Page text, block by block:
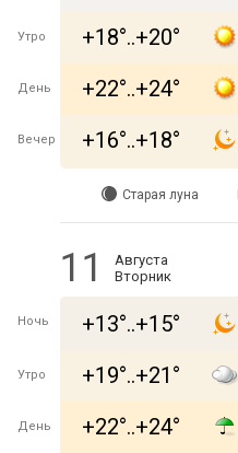
Утро +18°..+20°
День +22°..+24°
Вечер +16°..+18°
Старая луна
11
Августа
Вторник
Ночь +13°..+15°
Утро +19°..+21°
День +22°..+24°